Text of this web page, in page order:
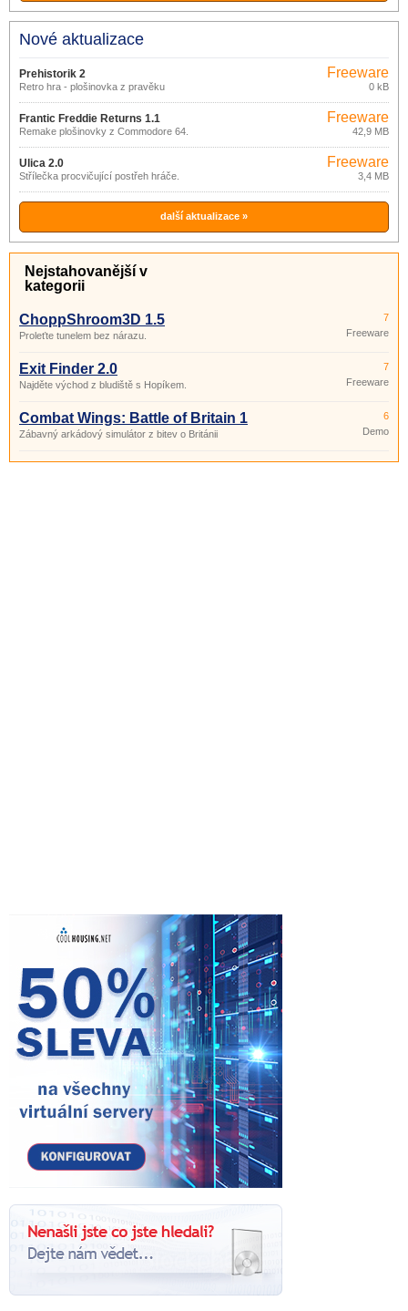
Nové aktualizace
Prehistorik 2
Retro hra - plošinovka z pravěku
Freeware
0 kB
Frantic Freddie Returns 1.1
Remake plošinovky z Commodore 64.
Freeware
42,9 MB
Ulica 2.0
Střílečka procvičující postřeh hráče.
Freeware
3,4 MB
další aktualizace »
Nejstahovanější v
kategorii
ChoppShroom3D 1.5
Proleťte tunelem bez nárazu.
7
Freeware
Exit Finder 2.0
Najděte východ z bludiště s Hopíkem.
7
Freeware
Combat Wings: Battle of Britain 1
Zábavný arkádový simulátor z bitev o Británii
6
Demo